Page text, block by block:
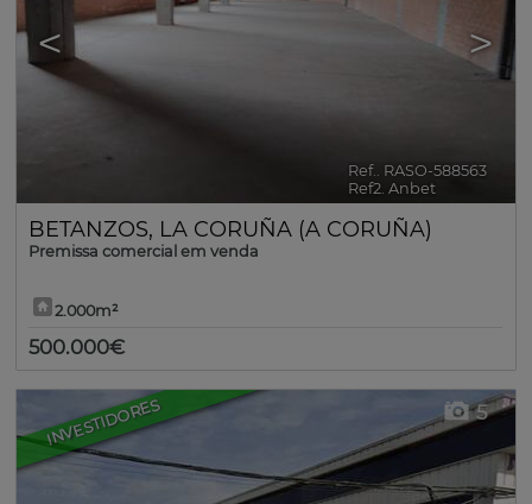
< >
Ref.. RASO-588563
Ref2. Anbet
BETANZOS, LA CORUÑA (A CORUÑA)
Premissa comercial em venda
2.000m²
500.000€
INVESTIDORES 5